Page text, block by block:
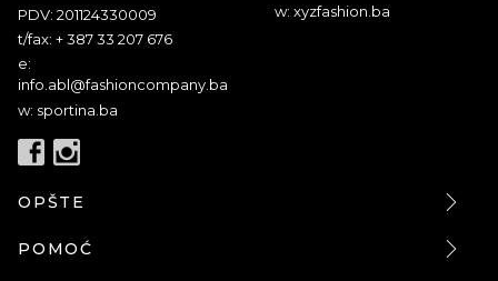
PDV: 201124330009
t/fax: + 387 33 207 676
e:
info.abl@fashioncompany.ba
w: sportina.ba
w: xyzfashion.ba
OPŠTE
POMOĆ